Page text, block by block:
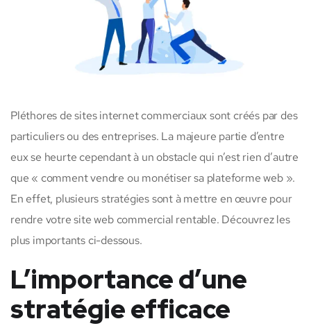
Pléthores de sites internet commerciaux sont créés par des
particuliers ou des entreprises. La majeure partie d’entre
eux se heurte cependant à un obstacle qui n’est rien d’autre
que « comment vendre ou monétiser sa plateforme web ».
En effet, plusieurs stratégies sont à mettre en œuvre pour
rendre votre site web commercial rentable. Découvrez les
plus importants ci-dessous.
L’importance d’une
stratégie efficace